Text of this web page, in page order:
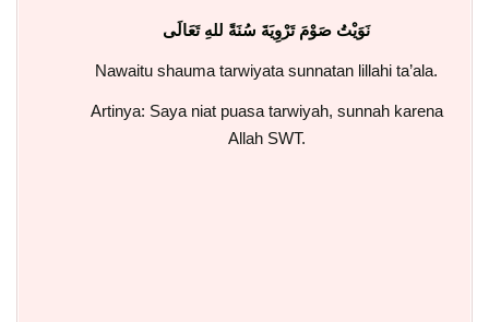
نَوَيْتُ صَوْمَ تَرْوِيَةَ سُنَةً للهِ تَعَالَى
Nawaitu shauma tarwiyata sunnatan lillahi ta’ala.
Artinya: Saya niat puasa tarwiyah, sunnah karena
Allah SWT.